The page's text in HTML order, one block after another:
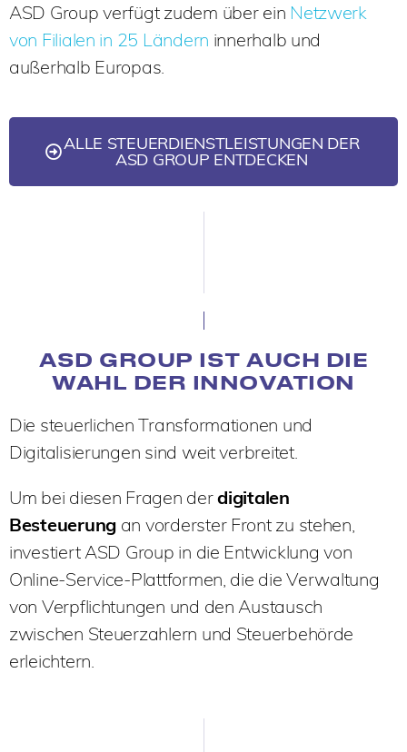
ASD Group verfügt zudem über ein Netzwerk
von Filialen in 25 Ländern innerhalb und
außerhalb Europas.
ALLE STEUERDIENSTLEISTUNGEN DER
ASD GROUP ENTDECKEN
ASD GROUP IST AUCH DIE
WAHL DER INNOVATION
Die steuerlichen Transformationen und
Digitalisierungen sind weit verbreitet.
Um bei diesen Fragen derdigitalen
Besteuerung an vorderster Front zu stehen,
investiert ASD Group in die Entwicklung von
Online-Service-Plattformen, die die Verwaltung
von Verpflichtungen und den Austausch
zwischen Steuerzahlern und Steuerbehörde
erleichtern.